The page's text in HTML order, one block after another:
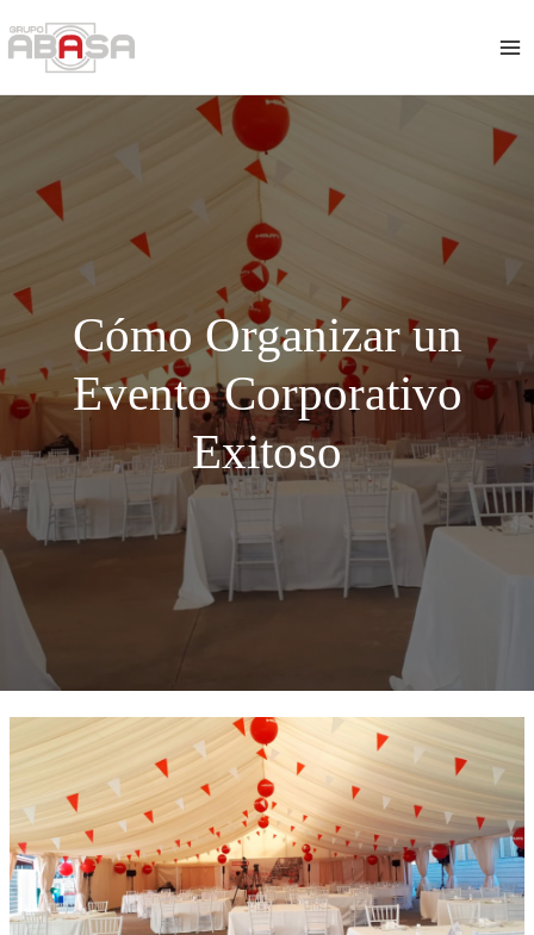
al
contenido
Cómo Organizar un
Evento Corporativo
Exitoso
de
entradas